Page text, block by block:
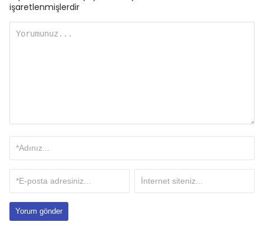
işaretlenmişlerdir